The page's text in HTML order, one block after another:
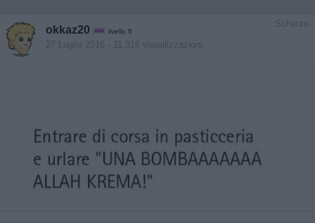
Scherzo
okkaz20 livello 6
27 Luglio 2016 - 11.316 visualizzazioni